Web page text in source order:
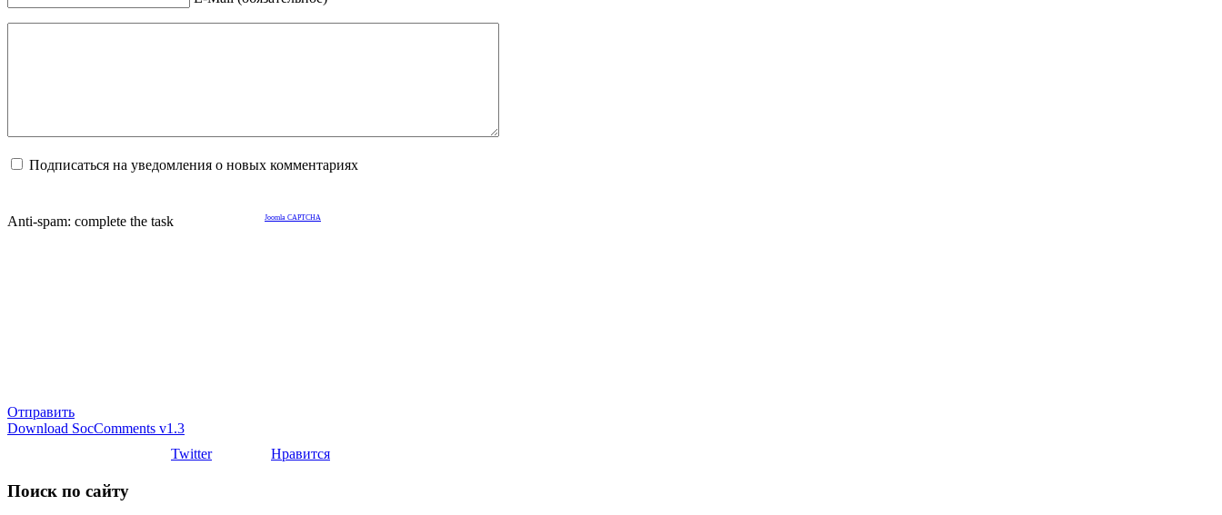
Подписаться на уведомления о новых комментариях
Anti-spam: complete the task Joomla CAPTCHA
Отправить
Download SocComments v1.3
Twitter
Нравится
Поиск по сайту